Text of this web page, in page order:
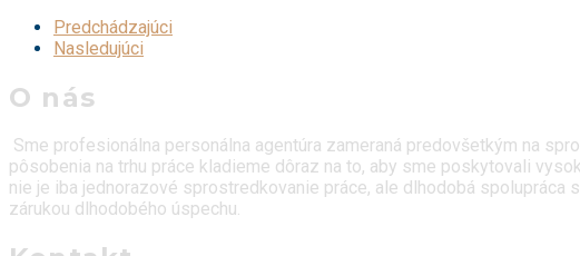
Predchádzajúci
Nasledujúci
O nás
Sme profesionálna personálna agentúra zameraná predovšetkým na
pôsobenia na trhu práce kladieme dôraz na to, aby sme poskytovali
nie je iba jednorazové sprostredkovanie práce, ale dlhodobá spolupráca
zárukou dlhodobého úspechu.